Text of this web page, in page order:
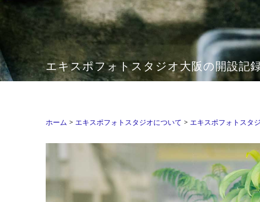
エキスポフォトスタジオ大阪の開設記
ホーム > エキスポフォトスタジオについて > エキスポフォトスタ